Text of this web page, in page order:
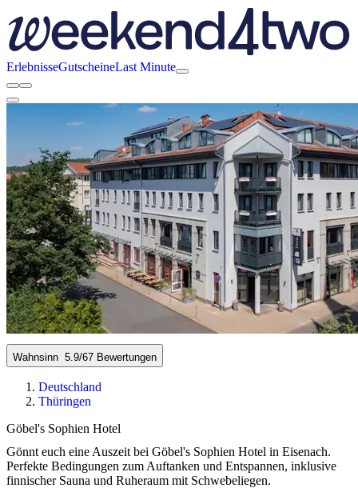
ErlebnisseGutscheineLast Minute
Wahnsinn 5.9/67 Bewertungen
Deutschland
Thüringen
Göbel's Sophien Hotel
Gönnt euch eine Auszeit bei Göbel's Sophien Hotel in Eisenach.
Perfekte Bedingungen zum Auftanken und Entspannen, inklusive
finnischer Sauna und Ruheraum mit Schwebeliegen.